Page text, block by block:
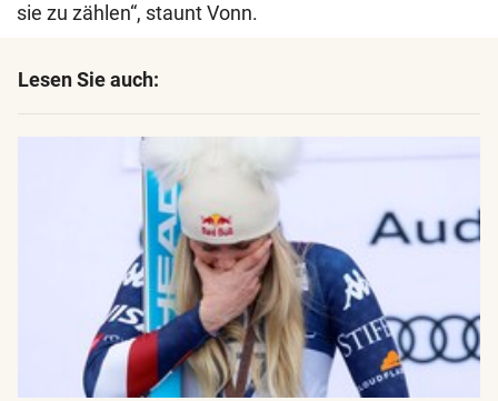
sie zu zählen“, staunt Vonn.
Lesen Sie auch: